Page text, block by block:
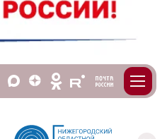
X Z O E m